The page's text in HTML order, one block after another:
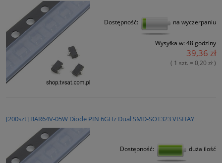
Dostępność: na wyczerpaniu
Wysyłka w: 48 godziny
39,36 zł
( 1 szt. = 0,20 zł )
[200szt] BAR64V-05W Diode PIN 6GHz Dual SMD-SOT323 VISHAY
Dostępność: duża ilość